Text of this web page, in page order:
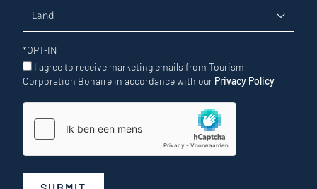
*OPT-IN
I agree to receive marketing emails from Tourism
Corporation Bonaire in accordance with our Privacy Policy